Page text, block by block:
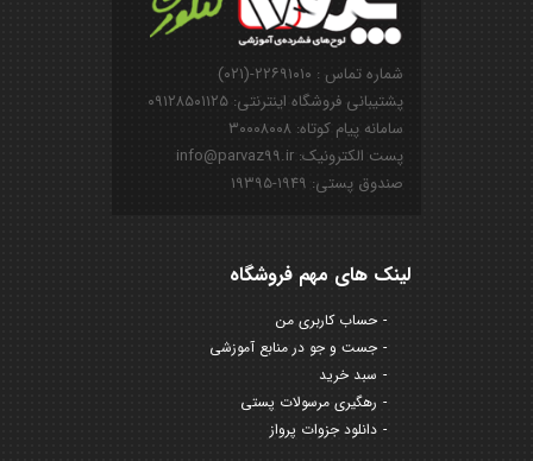
شماره تماس : ۲۲۶۹۱۰۱۰-(۰۲۱)
پشتیبانی فروشگاه اینترنتی: ۰۹۱۲۸۵۰۱۱۲۵
سامانه پیام کوتاه: ۳۰۰۰۸۰۰۸
پست الکترونیک: info@parvaz99.ir
صندوق پستی: ۱۹۴۹-۱۹۳۹۵
لینک های مهم فروشگاه
حساب کاربری من
جست و جو در منابع آموزشی
سبد خرید
رهگیری مرسولات پستی
دانلود جزوات پرواز